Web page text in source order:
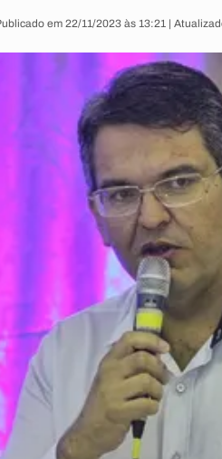
em 22/11/2023 às 13:21 |